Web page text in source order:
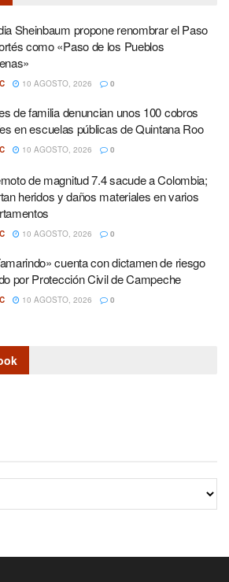
Sheinbaum propone renombrar el Paso
como «Paso de los Pueblos
10 AGOSTO, 2026 0
de familia denuncian unos 100 cobros
en escuelas públicas de Quintana Roo
10 AGOSTO, 2026 0
de magnitud 7.4 sacude a Colombia;
heridos y daños materiales en varios
10 AGOSTO, 2026 0
cuenta con dictamen de riesgo
por Protección Civil de Campeche
10 AGOSTO, 2026 0